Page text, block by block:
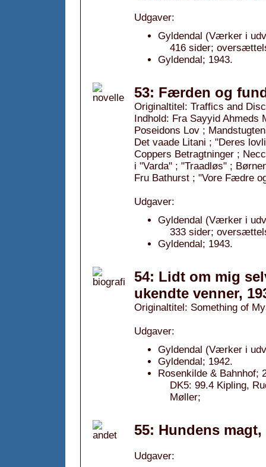
Udgaver:
Gyldendal (Værker i
416 sider;
Gyldendal; 1943.
53: Færden og
Originaltitel: Traffics and
Indhold: Fra Sayyid Ahmeds
Poseidons Lov ;
Det vaade Litani ; "Deres
Coppers Betragtninger ;
i "Varda" ; "Traadløs" ;
Fru Bathurst ; "Vore Fædre
Udgaver:
Gyldendal (Værker i
333 sider;
Gyldendal; 1943.
54: Lidt om mig
ukendte venner,
Originaltitel: Something of
Udgaver:
Gyldendal (Værker i
Gyldendal; 1942.
Rosenkilde & Bahnhof;
DK5: 99.4 Kipling,
Møller;
55: Hundens magt,
Udgaver: